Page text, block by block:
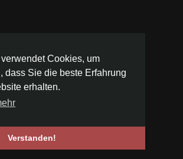
Cookies, um
dass Sie die beste Erfahrung
erhalten.
Verstanden!